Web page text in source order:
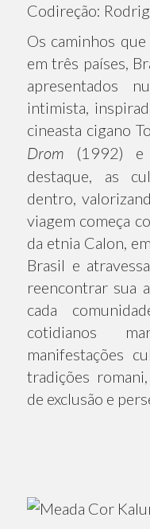
Codireção:
Os caminhos
em três países,
apresentados
intimista,
cineasta cigano
Drom (1992) e
destaque, as
dentro,
viagem começa
da etnia Calon,
Brasil e
reencontrar sua
cada
cotidianos
manifestações
tradições
de exclusão e